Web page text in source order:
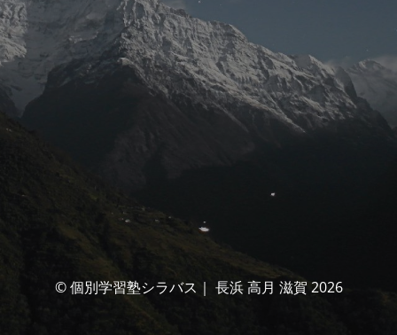
© 個別学習塾シラバス｜ 長浜 高月 滋賀 2026